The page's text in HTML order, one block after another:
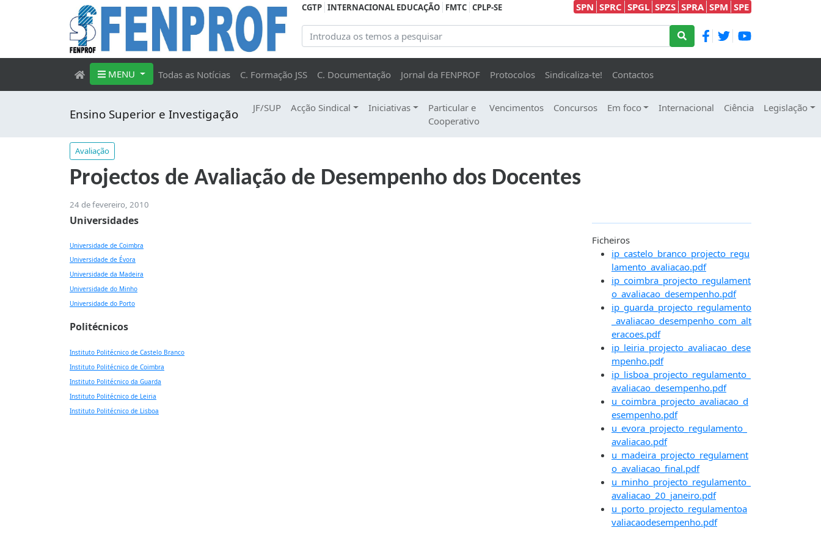
CGTP INTERNACIONAL EDUCAÇÃO FMTC CPLP-SE SPN SPRC SPGL SPZS SPRA SPM SPE
MENU Todas as Notícias C. Formação JSS C. Documentação Jornal da FENPROF Protocolos Sindicaliza-te! Contactos
Ensino Superior e Investigação JF/SUP Acção Sindical Iniciativas
Particular e
Cooperativo
Vencimentos Concursos Em foco Internacional Ciência Legislação
Avaliação
Projectos de Avaliação de Desempenho dos Docentes
24 de fevereiro, 2010
Universidades
Universidade de Coimbra
Universidade de Évora
Universidade da Madeira
Universidade do Minho
Universidade do Porto
Politécnicos
Instituto Politécnico de Castelo Branco
Instituto Politécnico de Coimbra
Instituto Politécnico da Guarda
Instituto Politécnico de Leiria
Instituto Politécnico de Lisboa
Ficheiros
ip_castelo_branco_projecto_regu
lamento_avaliacao.pdf
ip_coimbra_projecto_regulament
o_avaliacao_desempenho.pdf
ip_guarda_projecto_regulamento
_avaliacao_desempenho_com_alt
eracoes.pdf
ip_leiria_projecto_avaliacao_dese
mpenho.pdf
ip_lisboa_projecto_regulamento_
avaliacao_desempenho.pdf
u_coimbra_projecto_avaliacao_d
esempenho.pdf
u_evora_projecto_regulamento_
avaliacao.pdf
u_madeira_projecto_regulament
o_avaliacao_final.pdf
u_minho_projecto_regulamento_
avaliacao_20_janeiro.pdf
u_porto_projecto_regulamentoa
valiacaodesempenho.pdf